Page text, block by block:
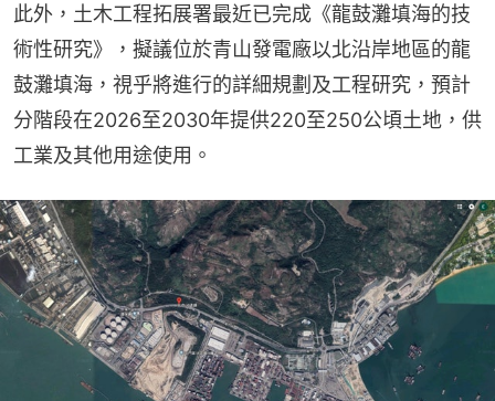
此外，土木工程拓展署最近已完成《龍鼓灘填海的技
術性研究》，擬議位於青山發電廠以北沿岸地區的龍
鼓灘填海，視乎將進行的詳細規劃及工程研究，預計
分階段在2026至2030年提供220至250公頃土地，供
工業及其他用途使用。